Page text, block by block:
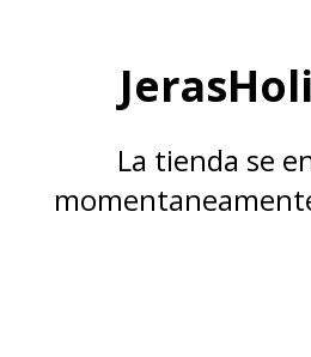
La tienda se